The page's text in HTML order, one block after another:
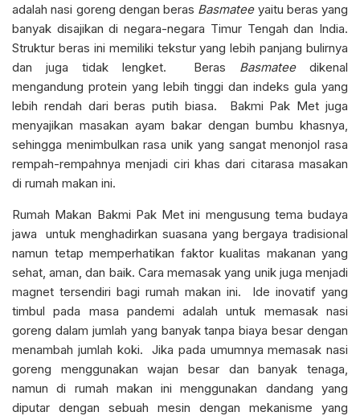
adalah nasi goreng dengan beras Basmatee yaitu beras yang
banyak disajikan di negara-negara Timur Tengah dan India.
Struktur beras ini memiliki tekstur yang lebih panjang bulirnya
dan juga tidak lengket. Beras Basmatee dikenal
mengandung protein yang lebih tinggi dan indeks gula yang
lebih rendah dari beras putih biasa. Bakmi Pak Met juga
menyajikan masakan ayam bakar dengan bumbu khasnya,
sehingga menimbulkan rasa unik yang sangat menonjol rasa
rempah-rempahnya menjadi ciri khas dari citarasa masakan
di rumah makan ini.
Rumah Makan Bakmi Pak Met ini mengusung tema budaya
jawa untuk menghadirkan suasana yang bergaya tradisional
namun tetap memperhatikan faktor kualitas makanan yang
sehat, aman, dan baik. Cara memasak yang unik juga menjadi
magnet tersendiri bagi rumah makan ini. Ide inovatif yang
timbul pada masa pandemi adalah untuk memasak nasi
goreng dalam jumlah yang banyak tanpa biaya besar dengan
menambah jumlah koki. Jika pada umumnya memasak nasi
goreng menggunakan wajan besar dan banyak tenaga,
namun di rumah makan ini menggunakan dandang yang
diputar dengan sebuah mesin dengan mekanisme yang